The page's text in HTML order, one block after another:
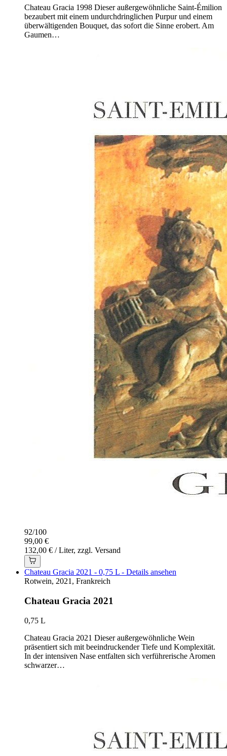
Chateau Gracia 1998 Dieser außergewöhnliche Saint-Émilion
bezaubert mit einem undurchdringlichen Purpur und einem
überwältigenden Bouquet, das sofort die Sinne erobert. Am
Gaumen…
92/100
99,00 €
132,00 € / Liter, zzgl. Versand
Chateau Gracia 2021 - 0,75 L - Details ansehen
Rotwein, 2021, Frankreich
Chateau Gracia 2021
0,75 L
Chateau Gracia 2021 Dieser außergewöhnliche Wein
präsentiert sich mit beeindruckender Tiefe und Komplexität.
In der intensiven Nase entfalten sich verführerische Aromen
schwarzer…